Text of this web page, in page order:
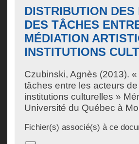
DISTRIBUTION
DES TÂCHES
MÉDIATION
INSTITUTIONS
Czubinski, Agnès (2013).
tâches entre les acteurs
institutions culturelles »
Université du Québec à
Fichier(s) associé(s) à ce